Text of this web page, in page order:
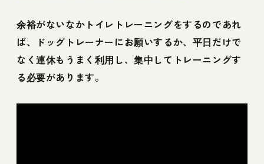
余裕がないなかトイレトレーニングをするのであれ
ば、ドッグトレーナーにお願いするか、平日だけで
なく連休もうまく利用し、集中してトレーニングす
る必要があります。